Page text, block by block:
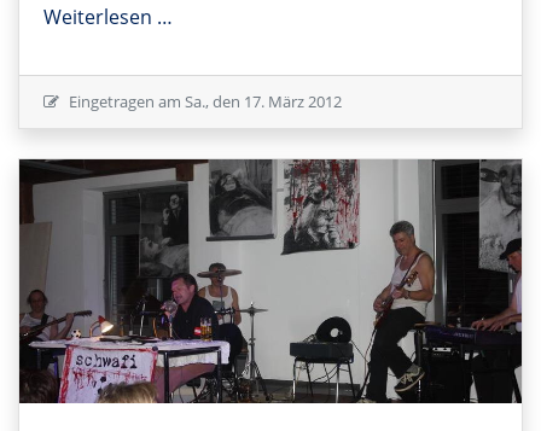
Weiterlesen …
Eingetragen am Sa., den 17. März 2012